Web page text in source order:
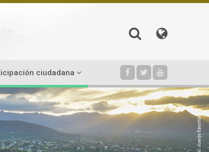
ciudadana